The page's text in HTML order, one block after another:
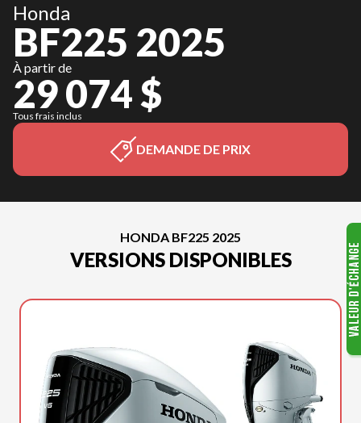
Honda
BF225 2025
À partir de
29 074 $
Tous frais inclus
DEMANDE DE PRIX
HONDA BF225 2025
VERSIONS DISPONIBLES